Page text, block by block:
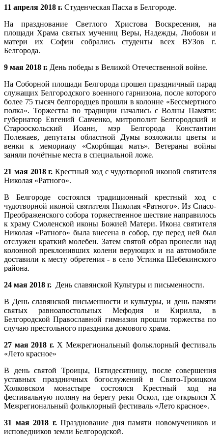
11 апреля 2018 г. Студенческая Пасха в Белгороде.
На празднование Светлого Христова Воскресения, на
площади Храма святых мучениц Веры, Надежды, Любови и
матери их Софии собрались студенты всех ВУЗов г.
Белгорода.
9 мая 2018 г. День победы в Великой Отечественной войне.
На Соборной площади Белгорода прошел праздничный парад
служащих Белгородского военного гарнизона, после которого
более 75 тысяч белгородцев прошли в колонне «Бессмертного
полка». Торжества по традиции начались с Волны Памяти:
губернатор Евгений Савченко, митрополит Белгородский и
Старооскольский Иоанн, мэр Белгорода Константин
Полежаев, депутаты областной Думы возложили цветы и
венки к мемориалу «Скорбящая мать». Ветераны войны
заняли почётные места в специальной ложе.
21 мая 2018 г. Крестный ход с чудотворной иконой святителя
Николая «Ратного».
В Белгороде состоялся традиционный крестный ход с
чудотворной иконой святителя Николая «Ратного». Из Спасо-
Преображенского собора торжественное шествие направилось
к храму Смоленской иконы Божией Матери. Икона святителя
Николая «Ратного» была внесена в собор, где перед ней был
отслужен краткий молебен. Затем святой образ пронесли над
колонной преклонивших колени верующих и на автомобиле
доставили к месту обретения - в село Устинка Шебекинского
района.
24 мая 2018 г. День славянской Культуры и письменности.
В День славянской письменности и культуры, и день памяти
святых равноапостольных Мефодия и Кирилла, в
Белгородской Православной гимназии прошли торжества по
случаю престольного праздника домового храма.
27 мая 2018 г. X Межрегиональный фольклорный фестиваль
«Лето красное»
В день святой Троицы, Пятидесятницу, после совершения
уставных праздничных богослужений в Свято-Троицком
Холковском монастыре состоялся Крестный ход на
фестивальную поляну на берегу реки Оскол, где открылся X
Межрегиональный фольклорный фестиваль «Лето красное».
31 мая 2018 г.Празднование дня памяти новомучеников и
исповедников земли Белгородской.